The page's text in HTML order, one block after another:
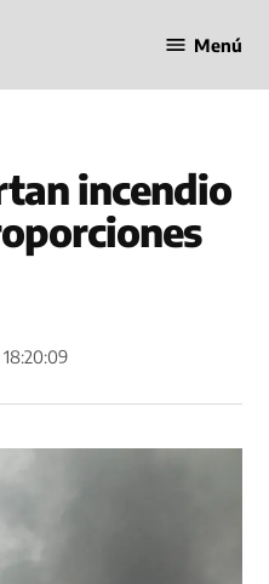
Línea
Menú
incendio